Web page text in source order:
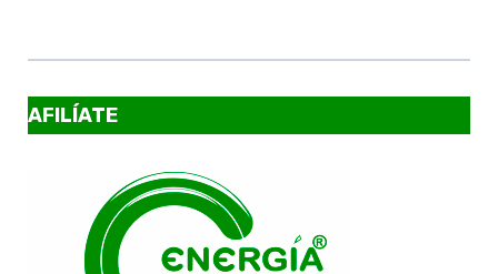
AFILÍATE